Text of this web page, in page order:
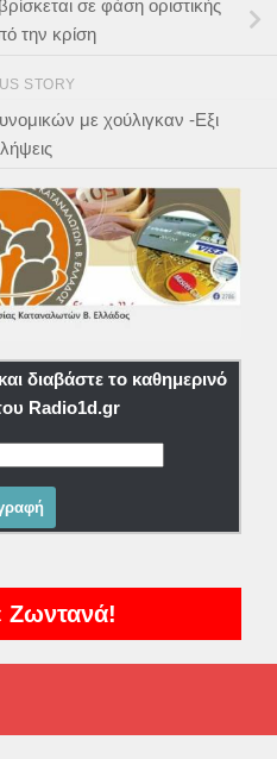
σε φάση οριστικής
την κρίση
STORY
με χούλιγκαν -Εξι
διαβάστε το καθημερινό
Radio1d.gr
Ζωντανά!